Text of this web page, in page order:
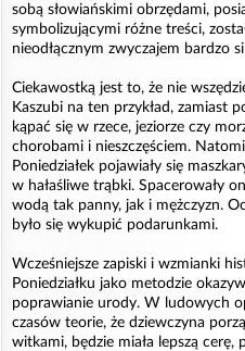
sobą słowiańskimi obrzędami,
symbolizującymi różne treści,
nieodłącznym zwyczajem bardzo
Ciekawostką jest to, że nie
Kaszubi na ten przykład, zamiast
kąpać się w rzece, jeziorze czy
chorobami i nieszczęściem.
Poniedziałek pojawiały się
w hałaśliwe trąbki. Spacerowały
wodą tak panny, jak i mężczyzn.
było się wykupić podarunkami.
Wcześniejsze zapiski i wzmianki
Poniedziałku jako metodzie
poprawianie urody. W ludowych
czasów teorie, że dziewczyna
witkami, będzie miała lepszą cerę,